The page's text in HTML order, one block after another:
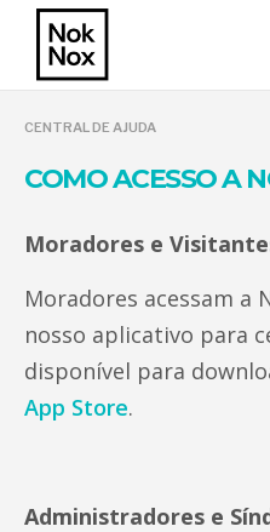
CENTRAL DE AJUDA
COMO ACESSO A
Moradores e
Moradores acessam a
nosso aplicativo para
disponível para
App Store.
Administradores e